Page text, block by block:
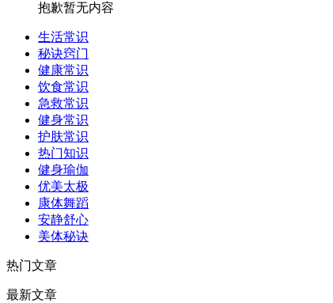
抱歉暂无内容
生活常识
秘诀窍门
健康常识
饮食常识
急救常识
健身常识
护肤常识
热门知识
健身瑜伽
优美太极
康体舞蹈
安静舒心
美体秘诀
热门文章
最新文章